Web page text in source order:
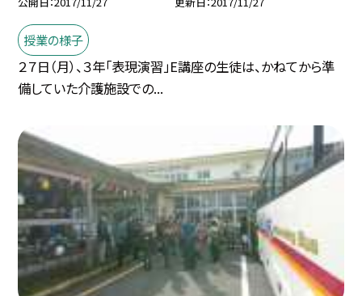
授業の様子
２７日（月）、３年「表現演習」E講座の生徒は、かねてから準
備していた介護施設での...